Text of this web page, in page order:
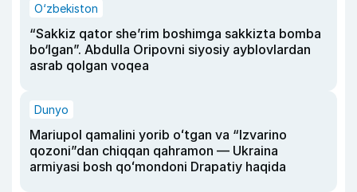
O‘zbekiston
“Sakkiz qator she’rim boshimga sakkizta bomba
bo‘lgan”. Abdulla Oripovni siyosiy ayblovlardan
asrab qolgan voqea
Dunyo
Mariupol qamalini yorib oʻtgan va “Izvarino
qozoni”dan chiqqan qahramon — Ukraina
armiyasi bosh qoʻmondoni Drapatiy haqida